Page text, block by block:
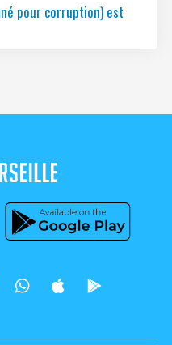
pour corruption) est